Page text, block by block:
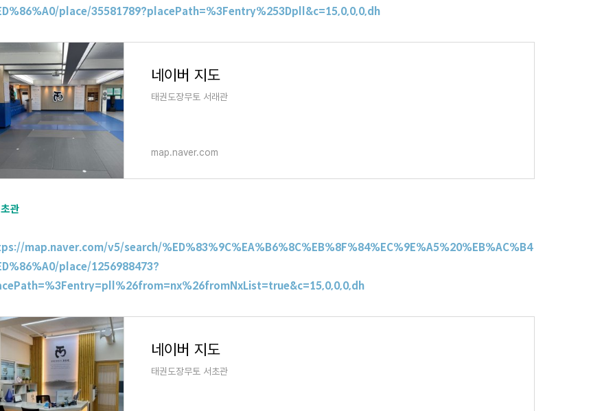
place/35581789?placePath=%3Fentry%253Dpll&c=15,0,0,0,dh
네이버 지도
태권도장무토 서래관
map.naver.com
관
map.naver.com/v5/search/%ED%83%9C%EA%B6%8C%EB%8F%84%EC%9E%A5%20%EB%AC%B4
place/1256988473?
네이버 지도
태권도장무토 서초관